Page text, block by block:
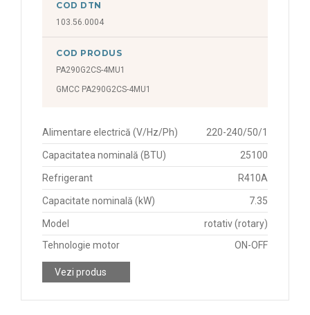
COD DTN
103.56.0004
COD PRODUS
PA290G2CS-4MU1
GMCC PA290G2CS-4MU1
Alimentare electrică (V/Hz/Ph) 220-240/50/1
Capacitatea nominală (BTU) 25100
Refrigerant R410A
Capacitate nominală (kW) 7.35
Model
rotativ (rotary)
Tehnologie motor
ON-OFF
Vezi produs